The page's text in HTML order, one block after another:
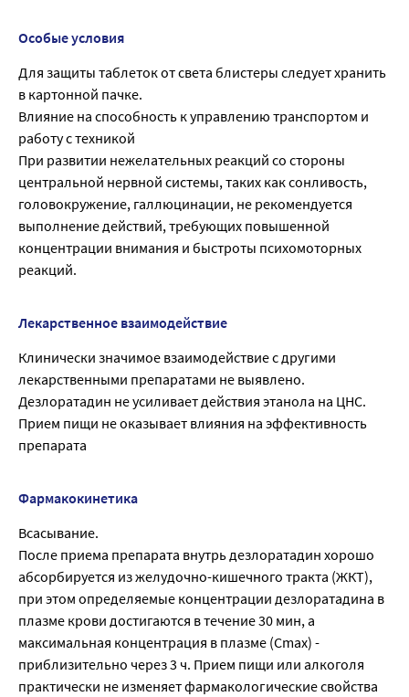
Особые условия
Для защиты таблеток от света блистеры следует хранить
в картонной пачке.
Влияние на способность к управлению транспортом и
работу с техникой
При развитии нежелательных реакций со стороны
центральной нервной системы, таких как сонливость,
головокружение, галлюцинации, не рекомендуется
выполнение действий, требующих повышенной
концентрации внимания и быстроты психомоторных
реакций.
Лекарственное взаимодействие
Клинически значимое взаимодействие с другими
лекарственными препаратами не выявлено.
Дезлоратадин не усиливает действия этанола на ЦНС.
Прием пищи не оказывает влияния на эффективность
препарата
Фармакокинетика
Всасывание.
После приема препарата внутрь дезлоратадин хорошо
абсорбируется из желудочно-кишечного тракта (ЖКТ),
при этом определяемые концентрации дезлоратадина в
плазме крови достигаются в течение 30 мин, а
максимальная концентрация в плазме (Cmax) -
приблизительно через 3 ч. Прием пищи или алкоголя
практически не изменяет фармакологические свойства